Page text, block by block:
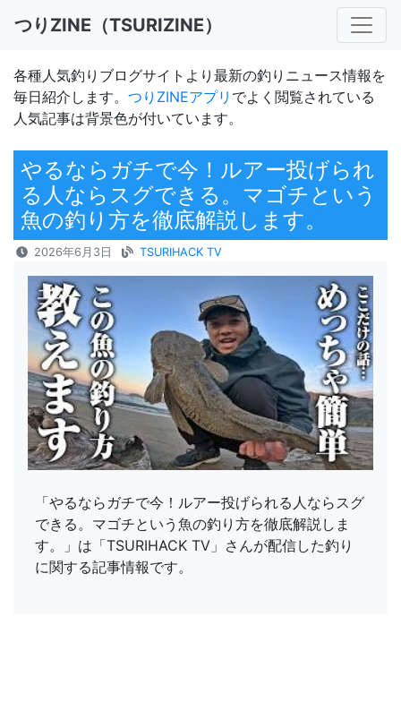
つりZINE（TSURIZINE）
各種人気釣りブログサイトより最新の釣りニュース情報を
毎日紹介します。 つりZINEアプリ でよく閲覧されている
人気記事は背景色が付いています。
やるならガチで今！ルアー投げられ
る人ならスグできる。マゴチという
魚の釣り方を徹底解説します。
2026年6月3日 TSURIHACK TV
「やるならガチで今！ルアー投げられる人ならスグ
できる。マゴチという魚の釣り方を徹底解説しま
す。」は「TSURIHACK TV」さんが配信した釣り
に関する記事情報です。